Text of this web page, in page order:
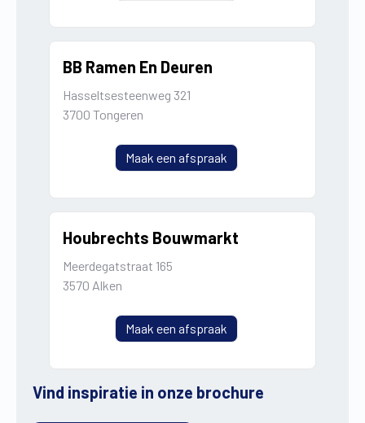
BB Ramen En Deuren
Hasseltsesteenweg 321
3700 Tongeren
Maak een afspraak
Houbrechts Bouwmarkt
Meerdegatstraat 165
3570 Alken
Maak een afspraak
Vind inspiratie in onze brochure